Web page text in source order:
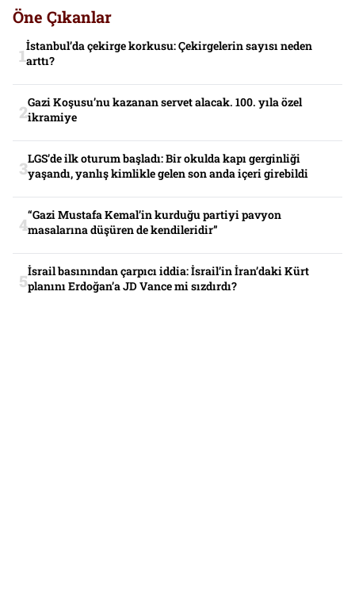
Öne Çıkanlar
İstanbul’da çekirge korkusu: Çekirgelerin sayısı neden
arttı?
Gazi Koşusu’nu kazanan servet alacak. 100. yıla özel
ikramiye
LGS’de ilk oturum başladı: Bir okulda kapı gerginliği
yaşandı, yanlış kimlikle gelen son anda içeri girebildi
“Gazi Mustafa Kemal’in kurduğu partiyi pavyon
masalarına düşüren de kendileridir”
İsrail basınından çarpıcı iddia: İsrail’in İran’daki Kürt
planını Erdoğan’a JD Vance mi sızdırdı?